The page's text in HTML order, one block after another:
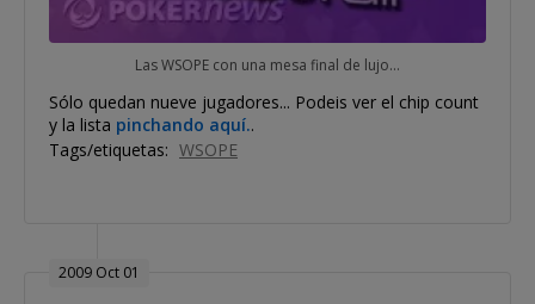
Las WSOPE con una mesa final de lujo...
Sólo quedan nueve jugadores... Podeis ver el chip count
y la lista pinchando aquí..
Tags/etiquetas: WSOPE
2009 Oct 01